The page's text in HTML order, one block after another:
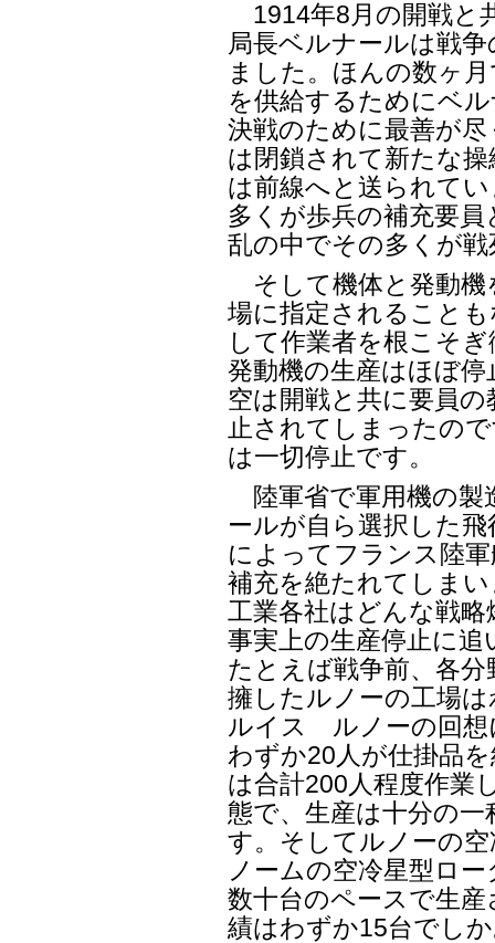
1914年8月の開戦と
局長ベルナールは戦
ました。ほんの数ヶ
を供給するためにベ
決戦のために最善が
は閉鎖されて新たな
は前線へと送られて
多くが歩兵の補充要
乱の中でその多くが
そして機体と発動機
場に指定されること
して作業者を根こそ
発動機の生産はほぼ
空は開戦と共に要員
止されてしまったの
は一切停止です。
陸軍省で軍用機の製
ールが自ら選択した
によってフランス陸
補充を絶たれてしま
工業各社はどんな戦
事実上の生産停止に
たとえば戦争前、各
擁したルノーの工場
ルイス ルノーの回想
わずか20人が仕掛品
は合計200人程度作業
態で、生産は十分の
す。そしてルノーの
ノームの空冷星型ロ
数十台のペースで生
績はわずか15台でし